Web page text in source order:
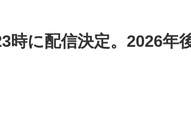
時に配信決定。2026年